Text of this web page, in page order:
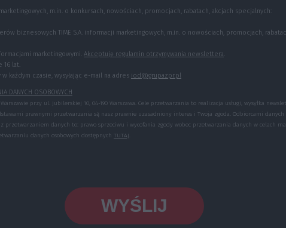
m.in. o konkursach, nowościach, promocjach, rabatach, akcjach specjalnych:
biznesowych TIME S.A. informacji marketingowych, m.in. o nowościach, promocjach,
marketingowymi. Akceptuję regulamin otrzymywania newslettera.
16 lat.
każdym czasie, wysyłając e-mail na adres iod@grupazpr.pl
DANYCH OSOBOWYCH
przy ul. Jubilerskiej 10, 04-190 Warszawa. Cele przetwarzania to realizacja usługi, wysyłka
prawnymi przetwarzania są nasz prawnie uzasadniony interes i Twoja zgoda. Odbiorcami
przetwarzaniem danych to: prawo sprzeciwu i wycofania zgody wobec przetwarzania danych w celach
danych osobowych dostępnych TUTAJ